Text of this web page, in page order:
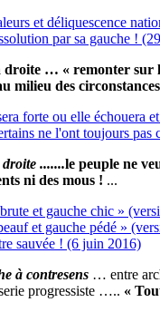
et déliquescence
par sa gauche !
droite … « remonter sur
milieu des
forte ou elle échouera
ne l'ont toujours pas
.......le peuple ne
ni des mous ! ...
et gauche chic »
et gauche pédé »
sauvée ! (6 juin 2016)
à contresens … entre
progressiste ….. «